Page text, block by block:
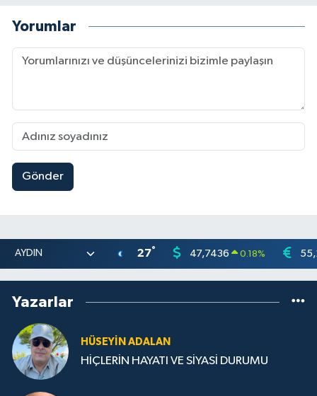
Yorumlar
Gönder
27° 47,7436 0.18%
Yazarlar
HÜSEYIN ADALAN
HİÇLERİN HAYATI VE SİYASİ DURUMU